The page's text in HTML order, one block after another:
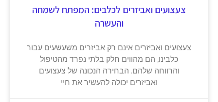
צעצועים ואביזרים לכלבים: המפתח לשמחה
והעשרה
צעצועים ואביזרים אינם רק אביזרים משעשעים עבור
כלבינו, הם מהווים חלק בלתי נפרד מהטיפול
והרווחה שלהם. הבחירה הנכונה של צעצועים
ואביזרים יכולה להעשיר את חיי